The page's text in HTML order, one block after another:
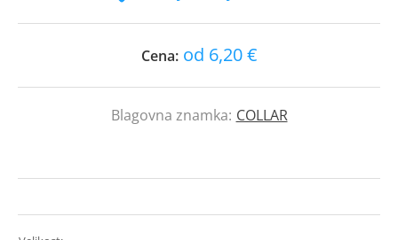
Cena: od 6,20 €
Blagovna znamka: COLLAR